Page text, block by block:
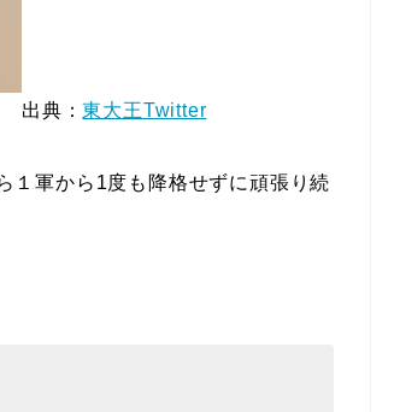
出典：東大王Twitter
１軍から1度も降格せずに頑張り続